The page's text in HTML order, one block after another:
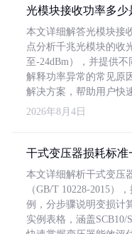
光模块接收功率多少
本文详细解答光模块接
点分析千兆光模块的收
至-24dBm），并提供
解释功率异常的常见原
解决方案，帮助用户快
2026年8月4日
干式变压器损耗标
本文详细解析干式变压
（GB/T 10228-2015）
例，分步骤说明变损计
实例表格，涵盖SCB10/